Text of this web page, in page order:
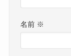
名前 ※